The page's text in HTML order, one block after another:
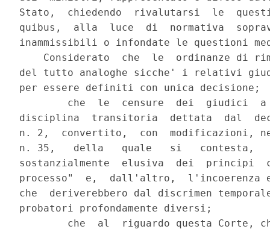
Stato,  chiedendo  rivalutarsi  le
quibus,  alla  luce  di  normativa
inammissibili o infondate le questioni
Considerato  che  le  ordinanze di
del tutto analoghe sicche' i relativi
per essere definiti con unica decisione;
che  le  censure  dei  giudici
disciplina  transitoria  dettata  dal
n. 2,  convertito,  con  modificazioni,
n. 35,   della   quale   si   contesta,
sostanzialmente  elusiva  dei  principi
processo"  e,  dall'altro,
che  deriverebbero dal discrimen
probatori profondamente diversi;
che  al  riguardo questa Corte,